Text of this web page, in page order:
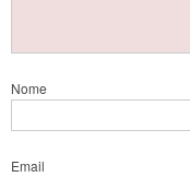
Nome
Email